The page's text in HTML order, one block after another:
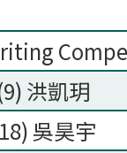
洪凱玥
吳昊宇